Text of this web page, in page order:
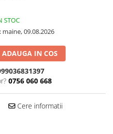
STOC
maine, 09.08.2026
ADAUGA IN COS
0756 060 668
Cere informatii